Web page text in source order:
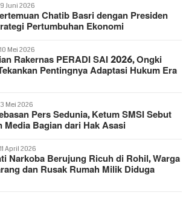
9 Juni 2026
Chatib Basri dengan Presiden
Pertumbuhan Ekonomi
10 Mei 2026
Rakernas PERADI SAI 2026, Ongki
Pentingnya Adaptasi Hukum Era
3 Mei 2026
Pers Sedunia, Ketum SMSI Sebut
Media Bagian dari Hak Asasi
11 April 2026
Narkoba Berujung Ricuh di Rohil, Warga
dan Rusak Rumah Milik Diduga